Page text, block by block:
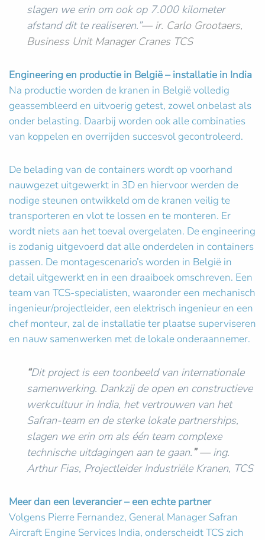
slagen we erin om ook op 7.000 kilometer
afstand dit te realiseren.”— ir. Carlo Grootaers,
Business Unit Manager Cranes TCS
Engineering en productie in België – installatie in India
Na productie worden de kranen in België volledig
geassembleerd en uitvoerig getest, zowel onbelast als
onder belasting. Daarbij worden ook alle combinaties
van koppelen en overrijden succesvol gecontroleerd.
De belading van de containers wordt op voorhand
nauwgezet uitgewerkt in 3D en hiervoor werden de
nodige steunen ontwikkeld om de kranen veilig te
transporteren en vlot te lossen en te monteren. Er
wordt niets aan het toeval overgelaten. De engineering
is zodanig uitgevoerd dat alle onderdelen in containers
passen. De montagescenario’s worden in België in
detail uitgewerkt en in een draaiboek omschreven. Een
team van TCS-specialisten, waaronder een mechanisch
ingenieur/projectleider, een elektrisch ingenieur en een
chef monteur, zal de installatie ter plaatse superviseren
en nauw samenwerken met de lokale onderaannemer.
“Dit project is een toonbeeld van internationale
samenwerking. Dankzij de open en constructieve
werkcultuur in India, het vertrouwen van het
Safran-team en de sterke lokale partnerships,
slagen we erin om als één team complexe
technische uitdagingen aan te gaan. ”— ing.
Arthur Fias, Projectleider Industriële Kranen, TCS
Meer dan een leverancier – een echte partner
Volgens Pierre Fernandez, General Manager Safran
Aircraft Engine Services India, onderscheidt TCS zich